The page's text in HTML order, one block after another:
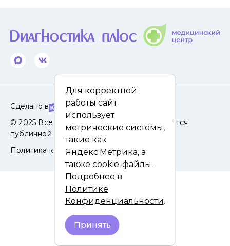
Сделано в
© 2025 Все права защищены. Сайт не является
публичной офертой.
Политика конфиденциальности
Для корректной
работы сайт
использует
метрические системы,
такие как
Яндекс.Метрика, а
также cookie-файлы.
Подробнее в
Политике
Конфиденциальности.
Принять